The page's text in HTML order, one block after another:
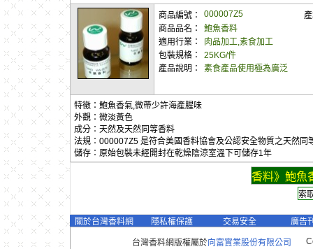
商品編號： 000007Z5
商品品名：
鮑魚香料
適用行業：
肉品加工,素食加工
包裝規格：
25KG/件
產品說明：
素食產品使用極為廣泛
特徵：鮑魚香氣,微帶少許海產腥味
外觀：微淡黃色
成分：天然及天然同等香料
法規：000007Z5 是符合美國香料協會及公認安全物質之天然同
儲存：原始包裝未經開封在乾燥陰涼室溫下可儲存1年
香料》鮑
關於台灣香料網 隱私權保護 交易安全 廣告
台灣香料網版權屬於向富實業股份有限公司